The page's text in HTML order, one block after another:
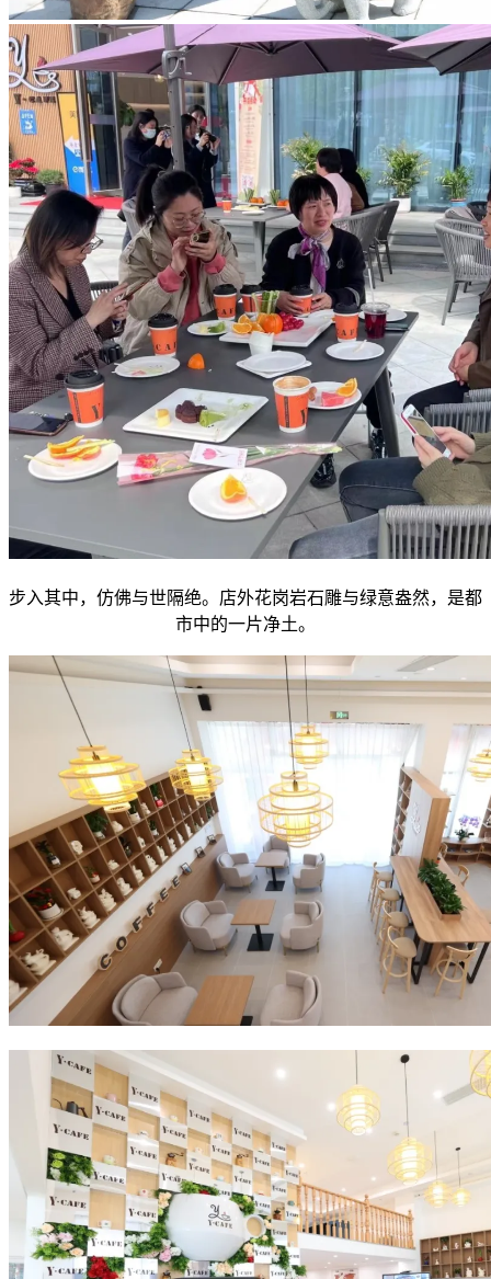
步入其中，仿佛与世隔绝。店外花岗岩石雕与绿意盎然，是都
市中的一片净土。